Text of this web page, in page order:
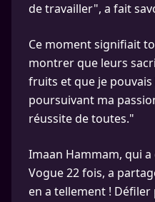
de travailler", a fait
Ce moment signifiait
montrer que leurs
fruits et que je
poursuivant ma
réussite de toutes."
Imaan Hammam, qui
Vogue 22 fois, a
en a tellement ! Défiler